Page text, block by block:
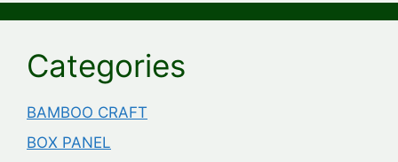
Categories
BAMBOO CRAFT
BOX PANEL